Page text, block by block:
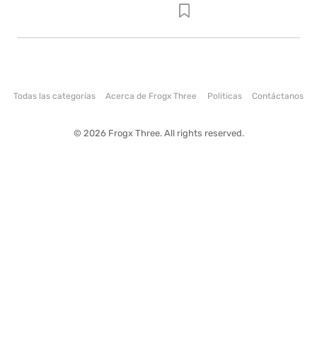
Todas las categorías Acerca de Frogx Three Politicas Contáctanos
© 2026 Frogx Three. All rights reserved.